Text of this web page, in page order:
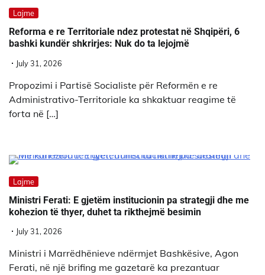
Lajme
Reforma e re Territoriale ndez protestat në Shqipëri, 6
bashki kundër shkrirjes: Nuk do ta lejojmë
July 31, 2026
Propozimi i Partisë Socialiste për Reformën e re
Administrativo-Territoriale ka shkaktuar reagime të
forta në […]
Lajme
Ministri Ferati: E gjetëm institucionin pa strategji dhe me
kohezion të thyer, duhet ta rikthejmë besimin
July 31, 2026
Ministri i Marrëdhënieve ndërmjet Bashkësive, Agon
Ferati, në një brifing me gazetarë ka prezantuar